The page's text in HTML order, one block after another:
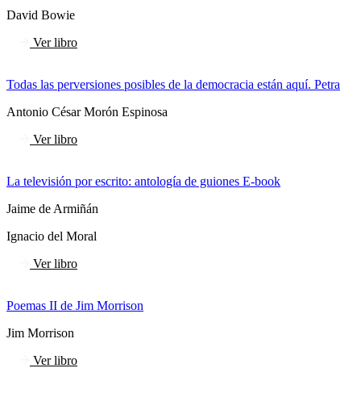
David Bowie
Ver libro
Todas las perversiones posibles de la democracia están aquí. Petra
Antonio César Morón Espinosa
Ver libro
La televisión por escrito: antología de guiones E-book
Jaime de Armiñán
Ignacio del Moral
Ver libro
Poemas II de Jim Morrison
Jim Morrison
Ver libro